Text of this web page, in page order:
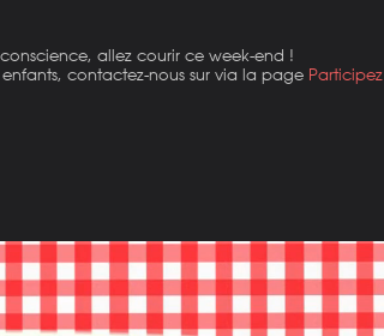
allez courir ce week-end !
contactez-nous sur via la page Participez